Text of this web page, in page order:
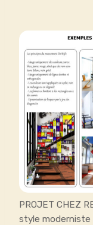
PROJET CHEZ
style moderniste